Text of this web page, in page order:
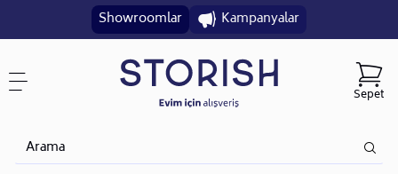
Showroomlar Kampanyalar
Sepet